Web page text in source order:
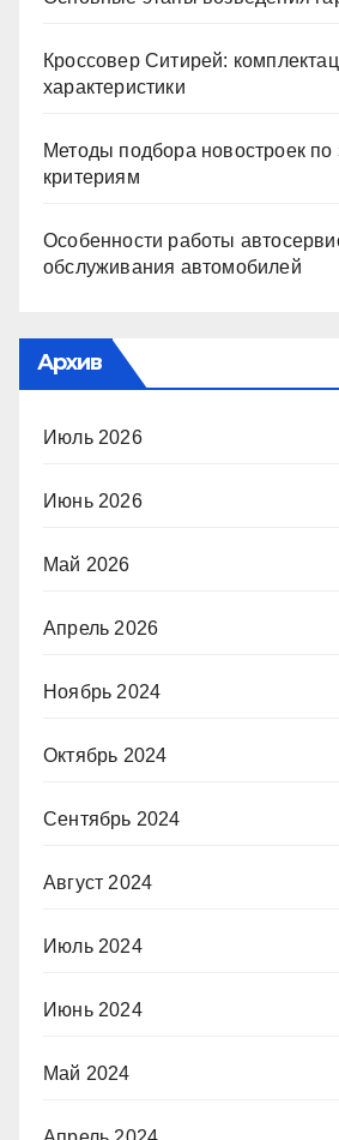
Кроссовер Ситирей:
характеристики
Методы подбора новостроек
критериям
Особенности работы
обслуживания автомобилей
Архив
Июль 2026
Июнь 2026
Май 2026
Апрель 2026
Ноябрь 2024
Октябрь 2024
Сентябрь 2024
Август 2024
Июль 2024
Июнь 2024
Май 2024